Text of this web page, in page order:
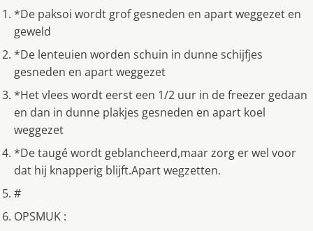
*De paksoi wordt grof gesneden en apart weggezet en
geweld
*De lenteuien worden schuin in dunne schijfjes
gesneden en apart weggezet
*Het vlees wordt eerst een 1/2 uur in de freezer gedaan
en dan in dunne plakjes gesneden en apart koel
weggezet
*De taugé wordt geblancheerd,maar zorg er wel voor
dat hij knapperig blijft.Apart wegzetten.
#
OPSMUK :